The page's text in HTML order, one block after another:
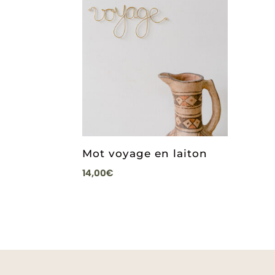
Mot voyage en laiton
14,00€